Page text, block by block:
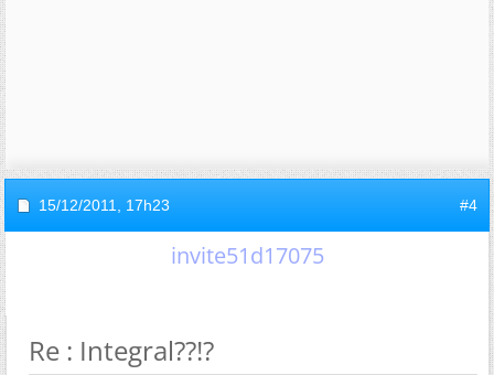
15/12/2011, 17h23 #4
invite51d17075
Re : Integral??!?